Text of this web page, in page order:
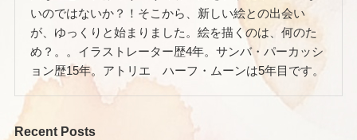
いのではないか？！そこから、新しい絵との出会い
が、ゆっくりと始まりました。絵を描くのは、何のた
め？。。イラストレーター歴4年。サンバ・パーカッシ
ョン歴15年。アトリエ ハーフ・ムーンは5年目です。
Recent Posts